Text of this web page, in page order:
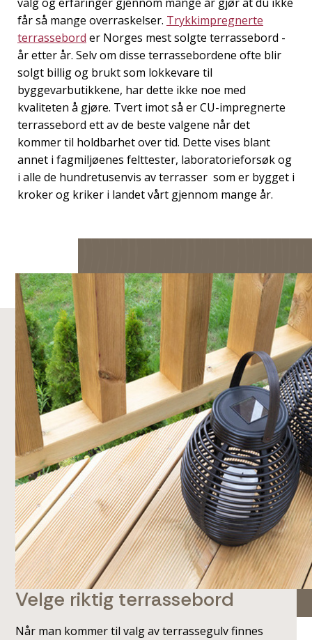
får så mange overraskelser. Trykkimpregnerte
terrassebord er Norges mest solgte terrassebord -
år etter år. Selv om disse terrassebordene ofte blir
solgt billig og brukt som lokkevare til
byggevarbutikkene, har dette ikke noe med
kvaliteten å gjøre. Tvert imot så er CU-impregnerte
terrassebord ett av de beste valgene når det
kommer til holdbarhet over tid. Dette vises blant
annet i fagmiljøenes felttester, laboratorieforsøk og
i alle de hundretusenvis av terrasser som er bygget i
kroker og kriker i landet vårt gjennom mange år.
Velge riktig terrassebord
Når man kommer til valg av terrassegulv finnes